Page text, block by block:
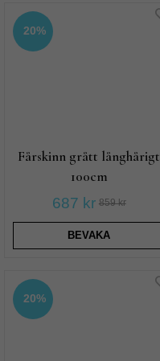
20%
Fårskinn grått långhårigt
100cm
687 kr 859 kr
BEVAKA
20%